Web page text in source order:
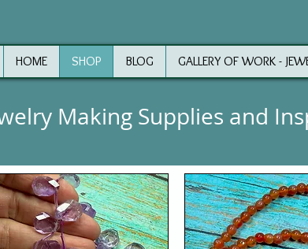
HOME SHOP BLOG GALLERY OF WORK -
Making Supplies and